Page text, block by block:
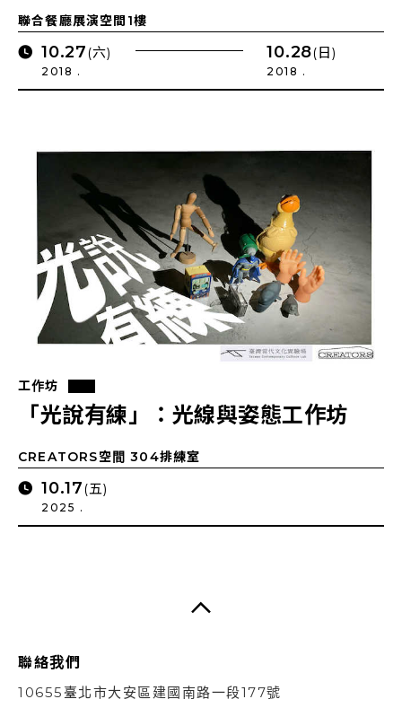
聯合餐廳展演空間1樓
10.27(六)
2018 .
10.28(日)
2018 .
工作坊
「光說有練」：光線與姿態工作坊
CREATORS空間 304排練室
10.17(五)
2025 .
聯絡我們
10655臺北市大安區建國南路一段177號